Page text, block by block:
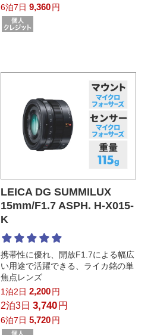
6泊7日 9,360円
LEICA DG SUMMILUX
15mm/F1.7 ASPH. H-X015-
K
携帯性に優れ、開放F1.7による幅広
い用途で活躍できる、ライカ銘の単
焦点レンズ
1泊2日 2,200円
2泊3日 3,740 円
6泊7日 5,720円